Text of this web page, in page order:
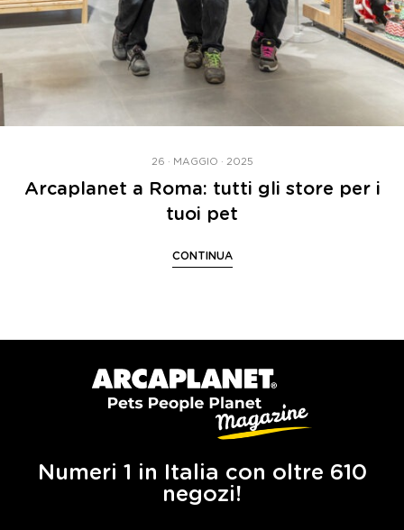
26 · MAGGIO · 2025
Arcaplanet a Roma: tutti gli store per i
tuoi pet
CONTINUA
Numeri 1 in Italia con oltre 610
negozi!